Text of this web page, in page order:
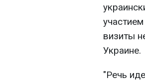
визиты
Украине.
"Речь